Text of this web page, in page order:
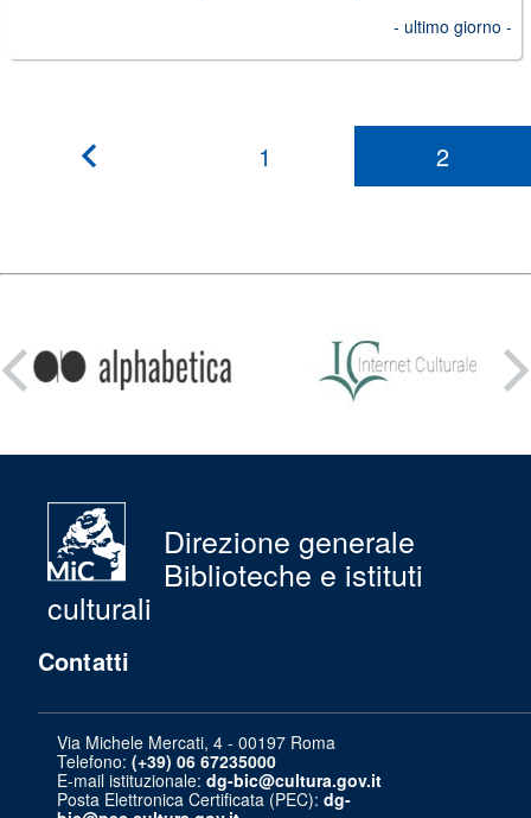
- ultimo giorno -
pagination.previous???
1 2
su:
Direzione generale
Biblioteche e istituti
culturali
Contatti
Via Michele Mercati, 4 - 00197 Roma
Telefono: (+39) 06 67235000
E-mail istituzionale: dg-bic@cultura.gov.it
Posta Elettronica Certificata (PEC): dg-